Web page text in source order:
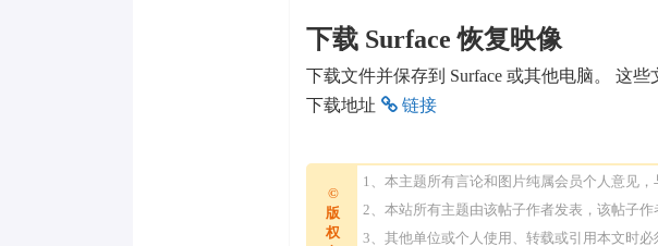
下载 Surface 恢复映像
下载文件并保存到 Surface 或其他电脑。 这
下载地址
链接
©
版
权
1、本主题所有言论和图片纯属会员个人意见，
2、本站所有主题由该帖子作者发表，该帖子作
3、其他单位或个人使用、转载或引用本文时